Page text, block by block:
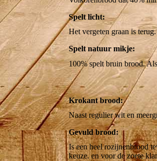
Spelt licht:
Het vergeten graan is
Spelt natuur mikje:
100% spelt bruin brood.
Krokant brood:
Naast regulier wit en
Gevuld brood:
Is een heel rozijnenbrood
keuze. en voor de zoete